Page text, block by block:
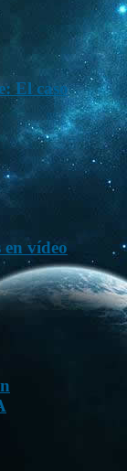
El caso
en vídeo